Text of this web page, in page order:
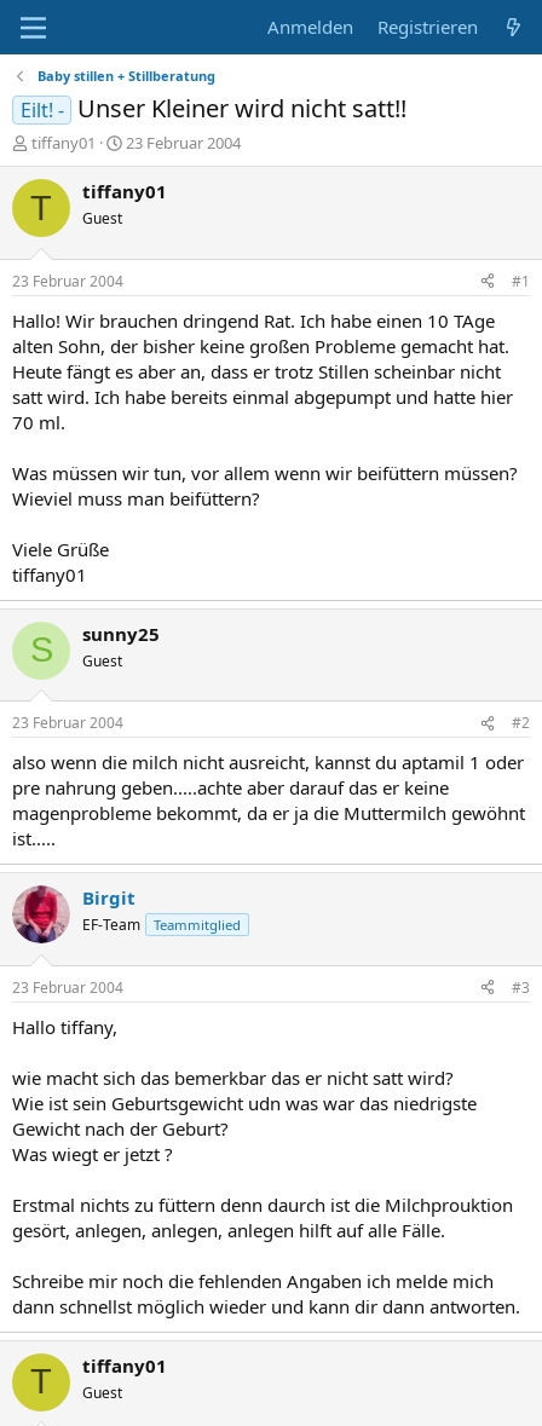
Anmelden Registrieren
Baby stillen + Stillberatung
Eilt! - Unser Kleiner wird nicht satt!!
E
r
s
t
e
r
tiffany01
E
r
s
t
a
23 Februar 2004
T tiffany01
Guest
23 Februar 2004 #1
Hallo! Wir brauchen dringend Rat. Ich habe einen 10 TAge
alten Sohn, der bisher keine großen Probleme gemacht hat.
Heute fängt es aber an, dass er trotz Stillen scheinbar nicht
satt wird. Ich habe bereits einmal abgepumpt und hatte hier
70 ml.
Was müssen wir tun, vor allem wenn wir beifüttern müssen?
Wieviel muss man beifüttern?
Viele Grüße
tiffany01
S sunny25
Guest
23 Februar 2004 #2
also wenn die milch nicht ausreicht, kannst du aptamil 1 oder
pre nahrung geben.....achte aber darauf das er keine
magenprobleme bekommt, da er ja die Muttermilch gewöhnt
ist.....
Birgit
EF-Team Teammitglied
23 Februar 2004 #3
Hallo tiffany,
wie macht sich das bemerkbar das er nicht satt wird?
Wie ist sein Geburtsgewicht udn was war das niedrigste
Gewicht nach der Geburt?
Was wiegt er jetzt ?
Erstmal nichts zu füttern denn daurch ist die Milchprouktion
gesört, anlegen, anlegen, anlegen hilft auf alle Fälle.
Schreibe mir noch die fehlenden Angaben ich melde mich
dann schnellst möglich wieder und kann dir dann antworten.
T tiffany01
Guest